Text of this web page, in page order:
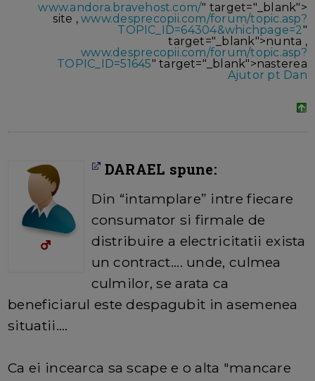
www.andora.bravehost.com/" target="_blank">
site ,www.desprecopii.com/forum/topic.asp?
TOPIC_ID=64304&whichpage=2"
target="_blank">nunta ,
www.desprecopii.com/forum/topic.asp?
TOPIC_ID=51645" target="_blank">nasterea
Ajutor pt Dan
DARAEL spune:
Din “intamplare” intre fiecare
consumator si firmale de
distribuire a electricitatii exista
un contract.... unde, culmea
culmilor, se arata ca
beneficiarul este despagubit in asemenea
situatii....
Ca ei incearca sa scape e o alta "mancare